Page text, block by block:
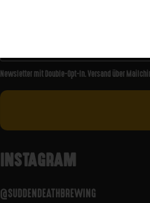
Newsletter mit Double-Opt-In. Versand über
INSTAGRAM
@SUDDENDEATHBREWING